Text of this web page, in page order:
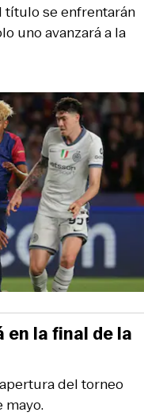
título se enfrentarán
uno avanzará a la
del torneo
mayo.
la final de la